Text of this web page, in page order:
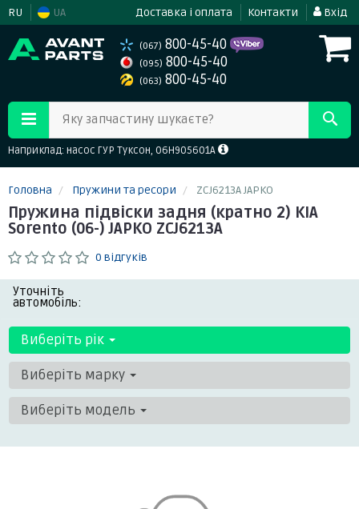
RU UA Доставка і оплата Контакти Вхід
(067) 800-45-40
(095) 800-45-40
(063) 800-45-40
Яку запчастину шукаєте?
Наприклад: насос ГУР Туксон, 06H905601A
Головна Пружини та ресори ZCJ6213A JAPKO
Пружина підвіски задня (кратно 2) KIA
Sorento (06-) JAPKO ZCJ6213A
0 відгуків
Уточніть
автомобіль:
Виберіть рік
Виберіть марку
Виберіть модель